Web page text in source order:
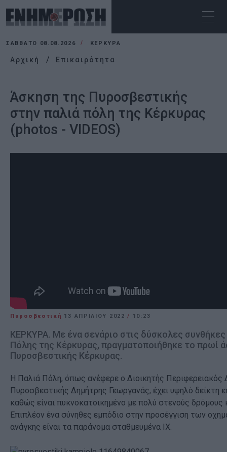
ΣΆΒΒΑΤΟ 08.08.2026 ΚΕΡΚΥΡΑ
Αρχική Επικαιρότητα
Άσκηση της Πυροσβεστικής
στην παλιά πόλη της Κέρκυρας
(photos - VIDEOS)
Πυροσβεστική 13 ΑΠΡΙΛΊΟΥ 2022/ 10:23
ΚΕΡΚΥΡΑ. Με ένα σενάριο στις δύσκολες συνθήκες
Πόλης της Κέρκυρας, πραγματοποιήθηκε το πρωί
Πυροσβεστικής Κέρκυρας.
Η Παλιά Πόλη, όπως ανέφερε ο Διοικητής Περιφερειακός
Πυροσβεστικής Δημήτρης Γεωργανάς, έχει υψηλό δείκτη
καθώς είναι πυκνοκατοικημένο με πολύ στενούς δρόμους
Επιπλέον ένα σύνηθες εμπόδιο στην προσέγγιση των
ανάγκης είναι τα παράνομα σταθμευμένα ΙΧ.